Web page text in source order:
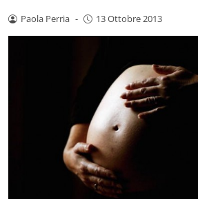
Paola Perria - 13 Ottobre 2013